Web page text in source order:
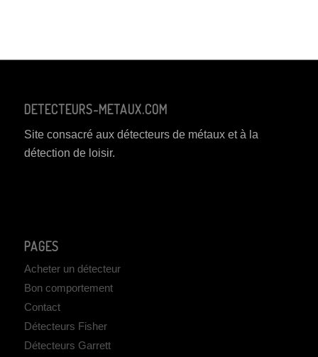
DETECTEURS-METAUX.COM
Site consacré aux détecteurs de métaux et à la
détection de loisir.
PAGES
Acheter un détecteur
Bon comportement
Contact
Détecteurs Fisher
Détecteurs Garrett